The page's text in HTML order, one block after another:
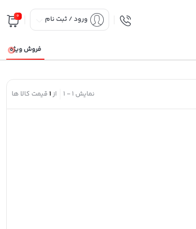
ورود / ثبت نام 0
فروش ویژه
نمایش 1
-
1 از1 قیمت کالا ها